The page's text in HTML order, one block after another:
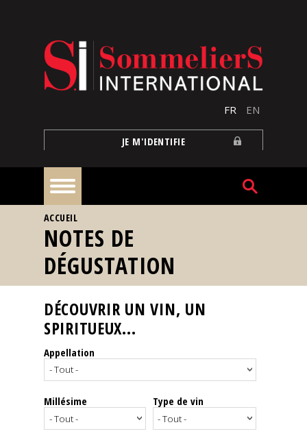
FR EN
JE M'IDENTIFIE
À
la
une
Reportages
Nos
Spiritueux
Notes
VOUS ÊTES ICI
ACCUEIL
NOTES DE
DÉGUSTATION
DÉCOUVRIR UN VIN, UN
SPIRITUEUX...
Appellation
Millésime Type de vin